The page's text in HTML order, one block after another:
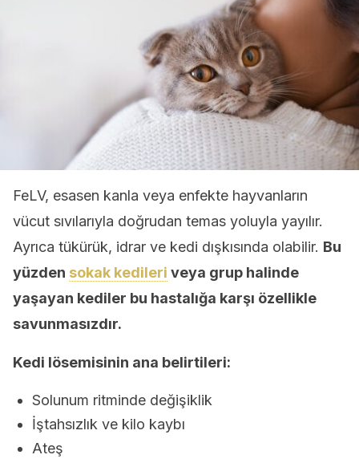
FeLV, esasen kanla veya enfekte hayvanların
vücut sıvılarıyla doğrudan temas yoluyla yayılır.
Ayrıca tükürük, idrar ve kedi dışkısında olabilir. Bu
yüzden sokak kedileri veya grup halinde
yaşayan kediler bu hastalığa karşı özellikle
savunmasızdır.
Kedi lösemisinin ana belirtileri:
Solunum ritminde değişiklik
İştahsızlık ve kilo kaybı
Ateş